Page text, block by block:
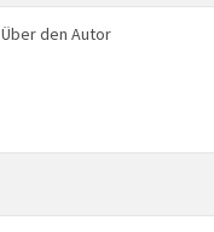
Über den Autor